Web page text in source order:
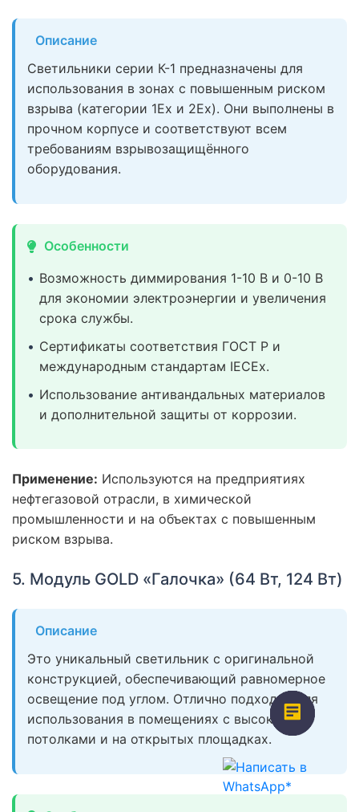
Описание
Светильники серии К-1 предназначены для
использования в зонах с повышенным риском
взрыва (категории 1Ex и 2Ex). Они выполнены в
прочном корпусе и соответствуют всем
требованиям взрывозащищённого
оборудования.
Особенности
Возможность диммирования 1-10 В и 0-10 В
для экономии электроэнергии и увеличения
срока службы.
Сертификаты соответствия ГОСТ Р и
международным стандартам IECEx.
Использование антивандальных материалов
и дополнительной защиты от коррозии.
Применение: Используются на предприятиях
нефтегазовой отрасли, в химической
промышленности и на объектах с повышенным
риском взрыва.
5. Модуль GOLD «Галочка» (64 Вт, 124 Вт)
Описание
Это уникальный светильник с оригинальной
конструкцией, обеспечивающий равномерное
освещение под углом. Отлично подходит для
использования в помещениях с высокими
потолками и на открытых площадках.